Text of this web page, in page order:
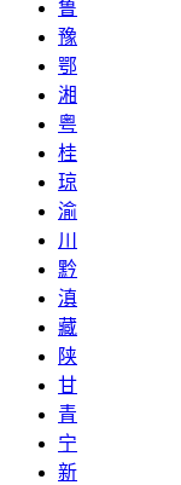
鲁
豫
鄂
湘
粤
桂
琼
渝
川
黔
滇
藏
陕
甘
青
宁
新